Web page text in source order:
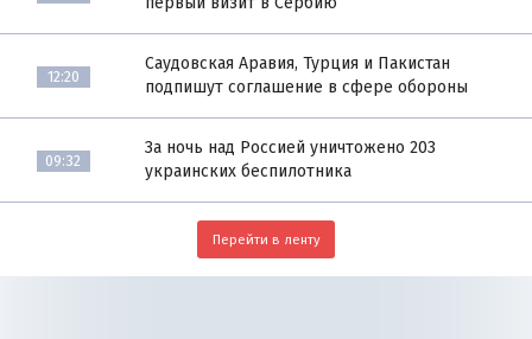
12:20
Саудовская Аравия, Турция и Пакистан
подпишут соглашение в сфере обороны
09:32
За ночь над Россией уничтожено 203
украинских беспилотника
Перейти в ленту